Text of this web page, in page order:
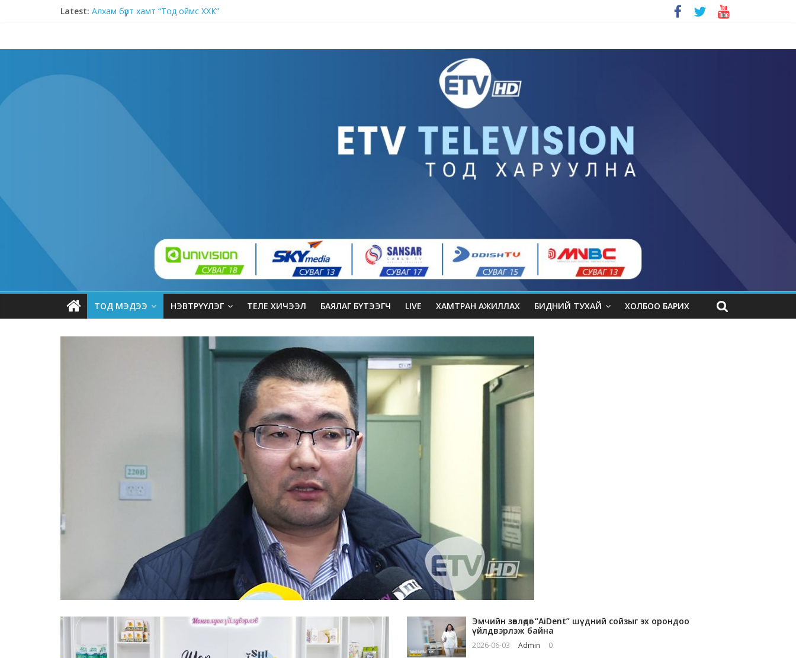
Latest: Алхам бүрт хамт “Тод оймс ХХК”
УИХ-ын дарга С.Бямбацогт: Төрийн үйл ажиллагаа ард иргэдийн аж амьдралыг гацаах хэмжээнд хүрч хэрхэвч болохгүй
Нийгмийн даатгалын ерөнхий хуульд нэмэлт, өөрчлөлт оруулах тухай хуулийн төсөл өргөн мэдүүлэв
ТОД МЭДЭЭ НЭВТРҮҮЛЭГ ТЕЛЕ ХИЧЭЭЛ БАЯЛАГ БҮТЭЭГЧ LIVE ХАМТРАН АЖИЛЛАХ БИДНИЙ ТУХАЙ ХОЛБОО БАРИХ
Эмчийн зөвлөдөг “AiDent” шүдний сойзыг эх орондоо
үйлдвэрлэж байна
2026-06-03 Admin 0